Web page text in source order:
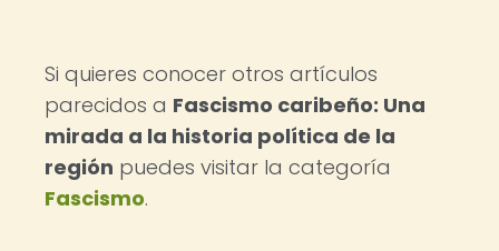
Si quieres conocer otros artículos
parecidos a Fascismo caribeño: Una
mirada a la historia política de la
región puedes visitar la categoría
Fascismo.